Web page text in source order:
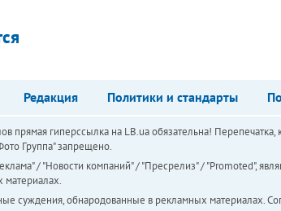
Редакция Политики и стандарты
прямая гиперссылка на LB.ua обязательна!
Группа" запрещено.
/ "Новости компаний" / "Пресрелиз" / "Promoted",
материалах.
суждения, обнародованные в рекламных материалах.